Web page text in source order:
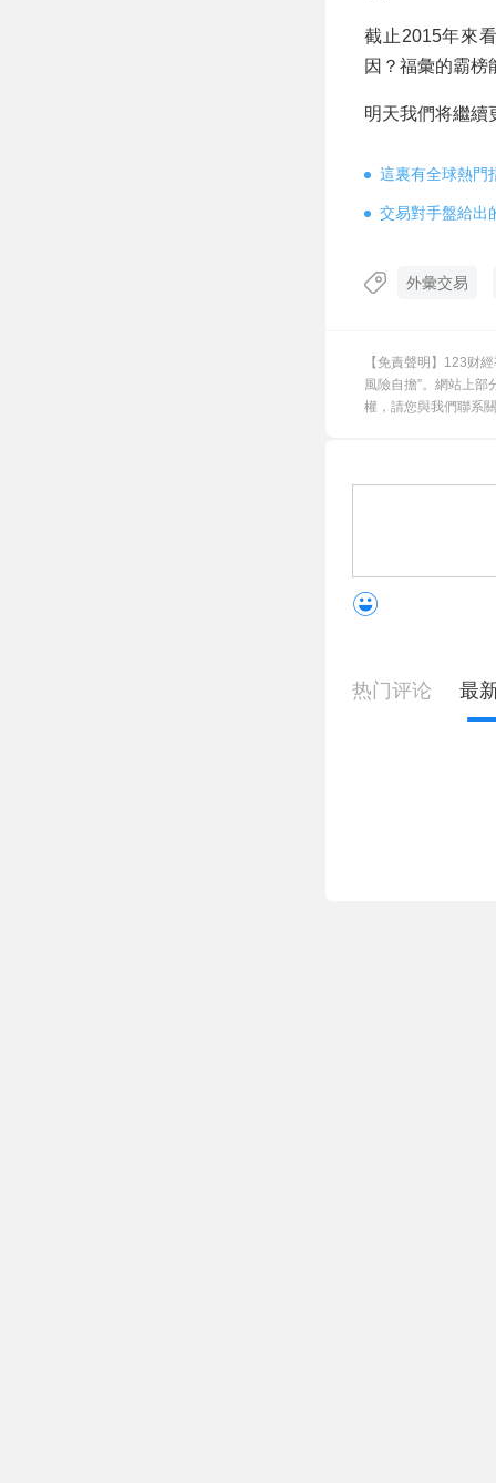
截止2015年來
因？福彙的霸榜
明天我們将繼續
這裏有全球熱門
交易對手盤給出
外彙交易
【免責聲明】123财
風險自擔”。網站上
權，請您與我們聯系
热门评论 最